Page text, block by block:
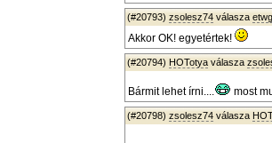
(#20793) zsolesz74 válasza etwg
Akkor OK! egyetértek!
(#20794) HOTotya válasza
Bármit lehet írni.... most
(#20798) zsolesz74 válasza